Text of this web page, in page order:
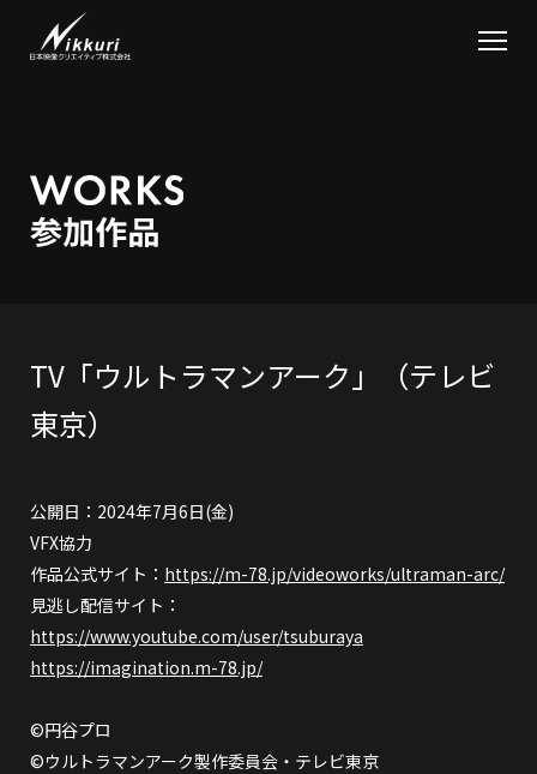
TV「ウルトラマンアーク」（テレビ
東京）
公開日：2024年7月6日(金)
VFX協力
作品公式サイト： https://m-78.jp/videoworks/ultraman-arc/
見逃し配信サイト：
https://www.youtube.com/user/tsuburaya
https://imagination.m-78.jp/
©円谷プロ
©ウルトラマンアーク製作委員会・テレビ東京